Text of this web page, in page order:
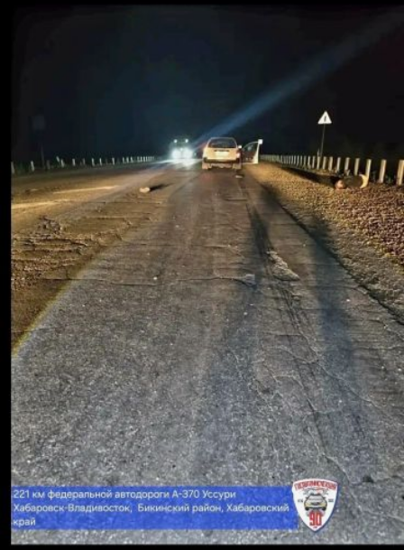
Инцидент зафиксирован
мужчина 1967 года
рождения, при движении
в сторону города
Владивостока совершил
наезд на пешехода.
Погибший — местный
житель села Лесопильное,
1960 года рождения, —
двигался по обочине
в попутном
с транспортным
средством направлении. В
результате наезда
мужчина скончался
на месте происшествия
до прибытия медицинских
работников.
При осмотре места ДТП
инспекторы выявили
следующие
обстоятельства:
отсутствие
искусственного